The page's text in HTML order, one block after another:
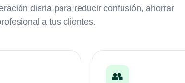
diaria para reducir confusión, ahorrar
a tus clientes.
👥